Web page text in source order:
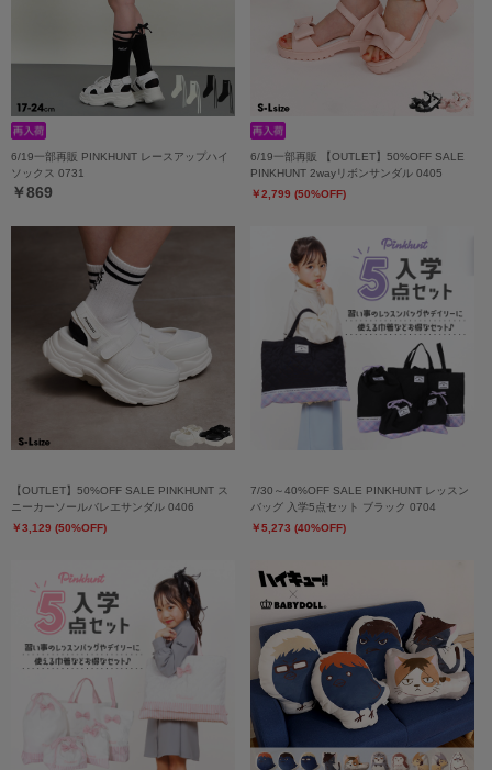
6/19一部再販 PINKHUNT レースアップハイ
ソックス 0731
￥869
6/19一部再販 【OUTLET】50%OFF SALE
PINKHUNT 2wayリボンサンダル 0405
￥2,799 (50%OFF)
【OUTLET】50%OFF SALE PINKHUNT ス
ニーカーソールバレエサンダル 0406
￥3,129 (50%OFF)
7/30～40%OFF SALE PINKHUNT レッスン
バッグ 入学5点セット ブラック 0704
￥5,273 (40%OFF)